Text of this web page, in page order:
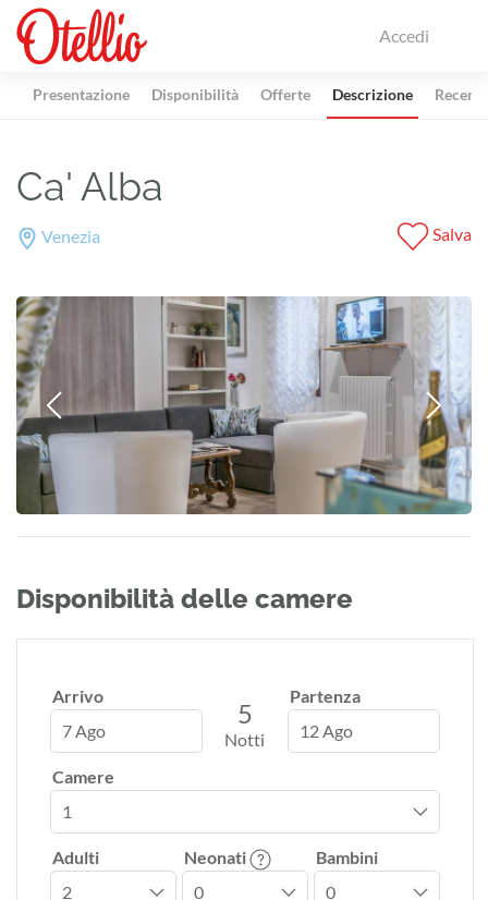
Accedi
Presentazione Disponibilità Offerte Descrizione
Ca' Alba
Venezia Salva
Disponibilità delle camere
Arrivo
7 Ago
5
Notti
Partenza
12 Ago
Camere
Adulti Neonati Bambini